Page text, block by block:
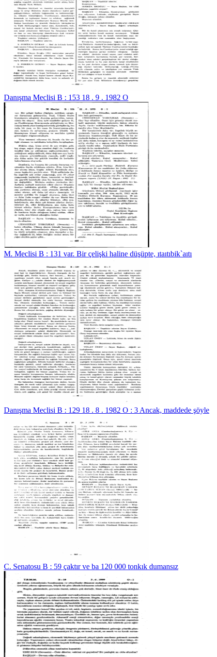
Danışma Meclisi B : 153 18 . 9 . 1982 O
M. Meclisi B : 131 var. Bir çelişki haline düşüpte, ıtaıtıbik`aıtı
Danışma Meclisi B : 129 18 . 8 . 1982 O : 3 Ancak, maddede şöyle
C. Senatosu B : 59 çaktır ve ba 120 000 tonkık dumansız